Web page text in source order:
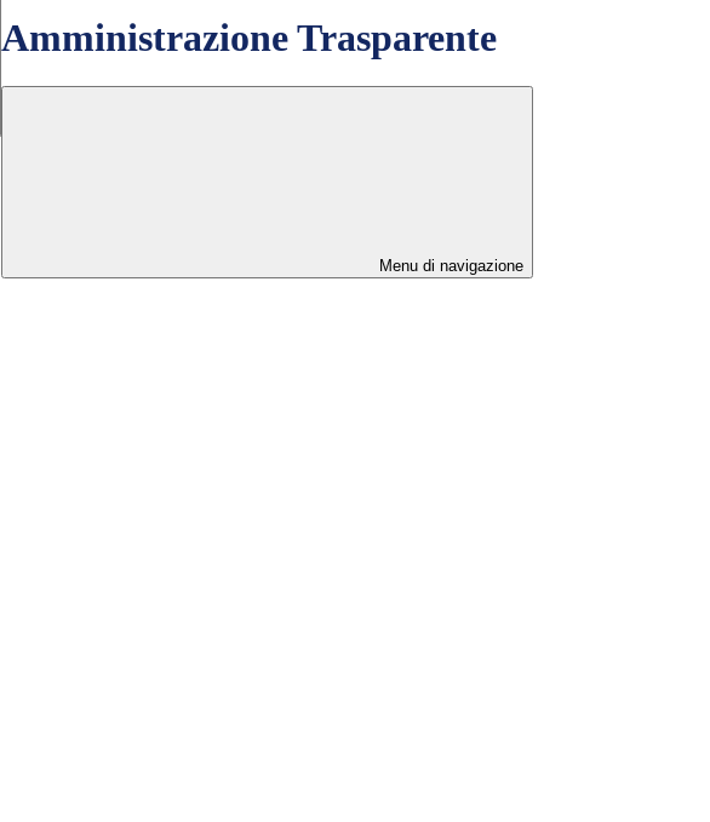
Amministrazione Trasparente
Menu di navigazione